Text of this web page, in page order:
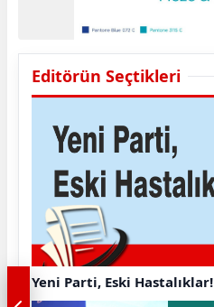
Editörün Seçtikleri
Yeni Parti, Eski Hastalıklar!